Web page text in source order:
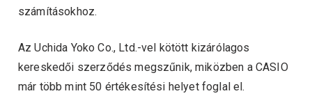
számításokhoz.
Az Uchida Yoko Co., Ltd.-vel kötött kizárólagos
kereskedői szerződés megszűnik, miközben a CASIO
már több mint 50 értékesítési helyet foglal el.